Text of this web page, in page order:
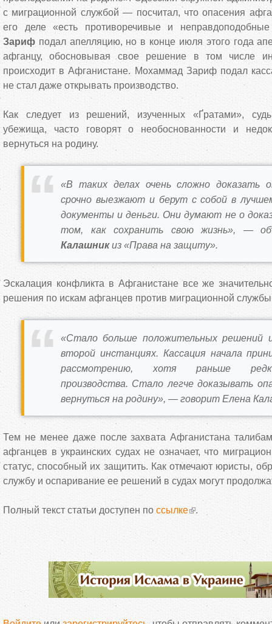
с миграционной службой — посчитал, что опасения
его деле «есть противоречивые и
Зариф подал апелляцию, но в конце июля этого года
афганцу, обосновывая свое решение в том числе
происходит в Афганистане. Мохаммад Зариф подал
не стал даже открывать производство.
Как следует из решений, изученных «Ґратами»,
убежища, часто говорят о необоснованности и
вернуться на родину.
«В таких делах очень сложно доказать
срочно выезжают и берут с собой в
документы и деньги. Они думают не о
том, как сохранить свою жизнь», —
Калашникиз «Права на защиту».
Эскалация конфликта в Афганистане все же
решения по искам афганцев против миграционной
«Стало больше положительных решений
второй инстанциях. Кассация начала
рассмотрению, хотя раньше
производства. Стало легче доказывать
вернуться на родину», — говорит Елена
Тем не менее даже после захвата Афганистана
афганцев в украинских судах не означает, что
статус, способный их защитить. Как отмечают юристы,
службу и оспаривание ее решений в судах могут
Полный текст статьи доступен по ссылке .